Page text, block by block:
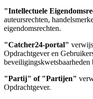
"Intellectuele
auteursrechten,
eigendomsrechten.
"Catcher24-portal"
Opdrachtgever en
beveiligingskwetsbaarheden
"Partij" of "Partijen"
Opdrachtgever.